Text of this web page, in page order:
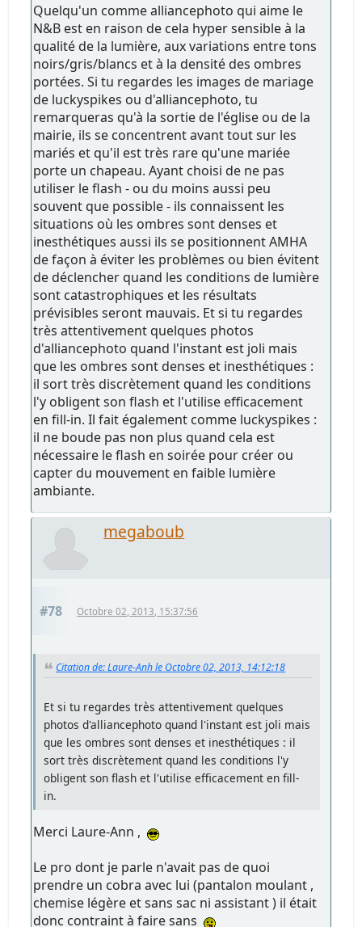
Quelqu'un comme alliancephoto qui aime le
N&B est en raison de cela hyper sensible à la
qualité de la lumière, aux variations entre tons
noirs/gris/blancs et à la densité des ombres
portées. Si tu regardes les images de mariage
de luckyspikes ou d'alliancephoto, tu
remarqueras qu'à la sortie de l'église ou de la
mairie, ils se concentrent avant tout sur les
mariés et qu'il est très rare qu'une mariée
porte un chapeau. Ayant choisi de ne pas
utiliser le flash - ou du moins aussi peu
souvent que possible - ils connaissent les
situations où les ombres sont denses et
inesthétiques aussi ils se positionnent AMHA
de façon à éviter les problèmes ou bien évitent
de déclencher quand les conditions de lumière
sont catastrophiques et les résultats
prévisibles seront mauvais. Et si tu regardes
très attentivement quelques photos
d'alliancephoto quand l'instant est joli mais
que les ombres sont denses et inesthétiques :
il sort très discrètement quand les conditions
l'y obligent son flash et l'utilise efficacement
en fill-in. Il fait également comme luckyspikes :
il ne boude pas non plus quand cela est
nécessaire le flash en soirée pour créer ou
capter du mouvement en faible lumière
ambiante.
megaboub
#78 Octobre 02, 2013, 15:37:56
Citation de: Laure-Anh le Octobre 02, 2013, 14:12:18
Et si tu regardes très attentivement quelques
photos d'alliancephoto quand l'instant est joli mais
que les ombres sont denses et inesthétiques : il
sort très discrètement quand les conditions l'y
obligent son flash et l'utilise efficacement en fill-
in.
Merci Laure-Ann ,
Le pro dont je parle n'avait pas de quoi
prendre un cobra avec lui (pantalon moulant ,
chemise légère et sans sac ni assistant ) il était
donc contraint à faire sans